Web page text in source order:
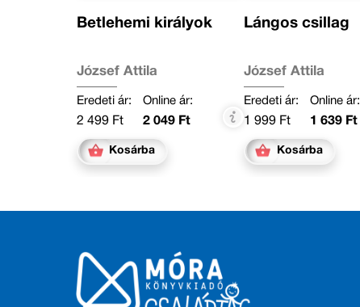
Betlehemi királyok
József Attila
Eredeti ár:
2 499 Ft
Online ár:
2 049 Ft
Kosárba
Lángos csillag
József Attila
Eredeti ár:
1 999 Ft
Online ár:
1 639 Ft
Kosárba